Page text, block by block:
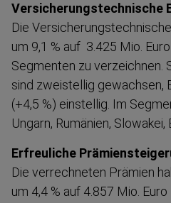
Versiche­rungs­tech­nische
Die
um 9,1 % auf 3.425 Mio.
Segmenten zu verzeichnen.
sind zweistellig gewachsen,
(+4,5 %) einstellig. Im
Ungarn, Rumänien,
Erfreuliche
Die verrechneten Prämien
um 4,4 % auf 4.857 Mio.